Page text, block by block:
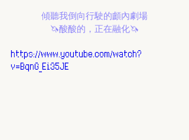
傾聽我倒向行駛的顱內劇場
🦄酸酸的，正在融化🦄
https://www.youtube.com/watch?
v=BqnG_Ei35JE